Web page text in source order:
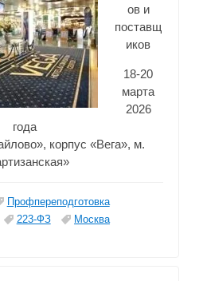
ов и
поставщ
иков
18-20
марта
2026
года
корпус «Вега», м.
Профпереподготовка
223-ФЗ
Москва